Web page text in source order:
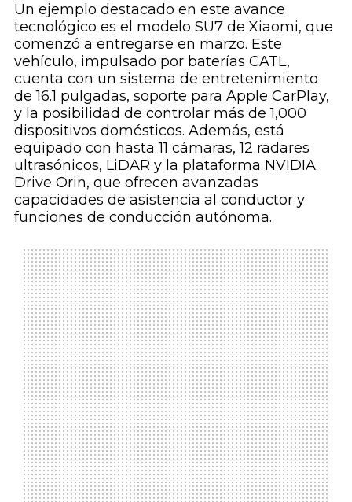
Un ejemplo destacado en este avance
tecnológico es el modelo SU7 de Xiaomi, que
comenzó a entregarse en marzo. Este
vehículo, impulsado por baterías CATL,
cuenta con un sistema de entretenimiento
de 16.1 pulgadas, soporte para Apple CarPlay,
y la posibilidad de controlar más de 1,000
dispositivos domésticos. Además, está
equipado con hasta 11 cámaras, 12 radares
ultrasónicos, LiDAR y la plataforma NVIDIA
Drive Orin, que ofrecen avanzadas
capacidades de asistencia al conductor y
funciones de conducción autónoma.